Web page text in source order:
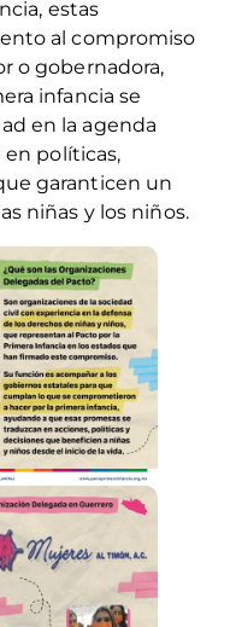
estas
al compromiso
o gobernadora,
infancia se
en la agenda
en políticas,
garanticen un
niñas y los niños.